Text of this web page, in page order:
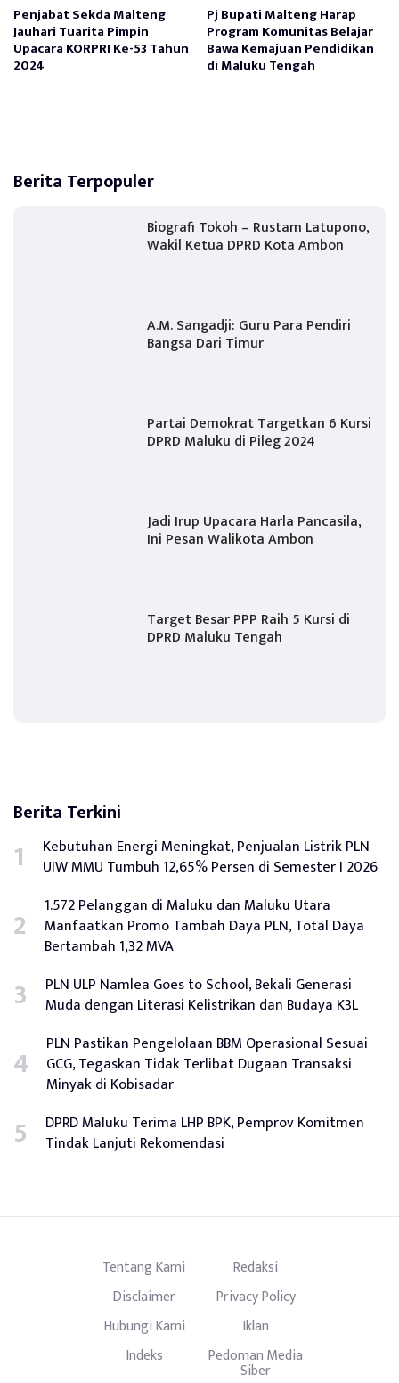
Penjabat Sekda Malteng
Jauhari Tuarita Pimpin
Upacara KORPRI Ke-53 Tahun
2024
Pj Bupati Malteng Harap
Program Komunitas Belajar
Bawa Kemajuan Pendidikan
di Maluku Tengah
Berita Terpopuler
Biografi Tokoh – Rustam Latupono,
Wakil Ketua DPRD Kota Ambon
A.M. Sangadji: Guru Para Pendiri
Bangsa Dari Timur
Partai Demokrat Targetkan 6 Kursi
DPRD Maluku di Pileg 2024
Jadi Irup Upacara Harla Pancasila,
Ini Pesan Walikota Ambon
Target Besar PPP Raih 5 Kursi di
DPRD Maluku Tengah
Berita Terkini
Kebutuhan Energi Meningkat, Penjualan Listrik PLN
UIW MMU Tumbuh 12,65% Persen di Semester I 2026
1.572 Pelanggan di Maluku dan Maluku Utara
Manfaatkan Promo Tambah Daya PLN, Total Daya
Bertambah 1,32 MVA
PLN ULP Namlea Goes to School, Bekali Generasi
Muda dengan Literasi Kelistrikan dan Budaya K3L
PLN Pastikan Pengelolaan BBM Operasional Sesuai
GCG, Tegaskan Tidak Terlibat Dugaan Transaksi
Minyak di Kobisadar
DPRD Maluku Terima LHP BPK, Pemprov Komitmen
Tindak Lanjuti Rekomendasi
Tentang Kami
Redaksi
Disclaimer
Privacy Policy
Hubungi Kami
Iklan
Indeks
Pedoman Media
Siber